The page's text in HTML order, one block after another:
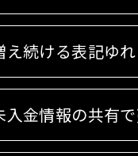
え続ける表記ゆ
入金情報の共有